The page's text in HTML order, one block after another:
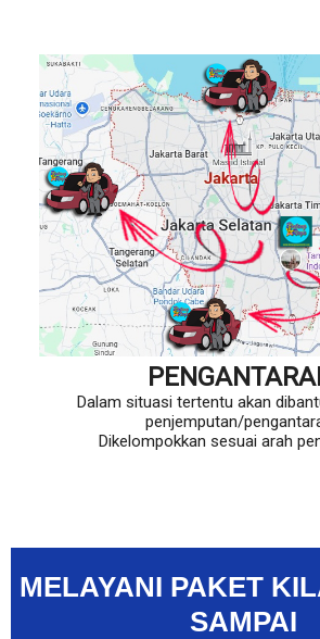
Dalam situasi tertentu akan
penjemputan/
Dikelompokkan sesuai arah
MELAYANI PAKET
SAMPAI